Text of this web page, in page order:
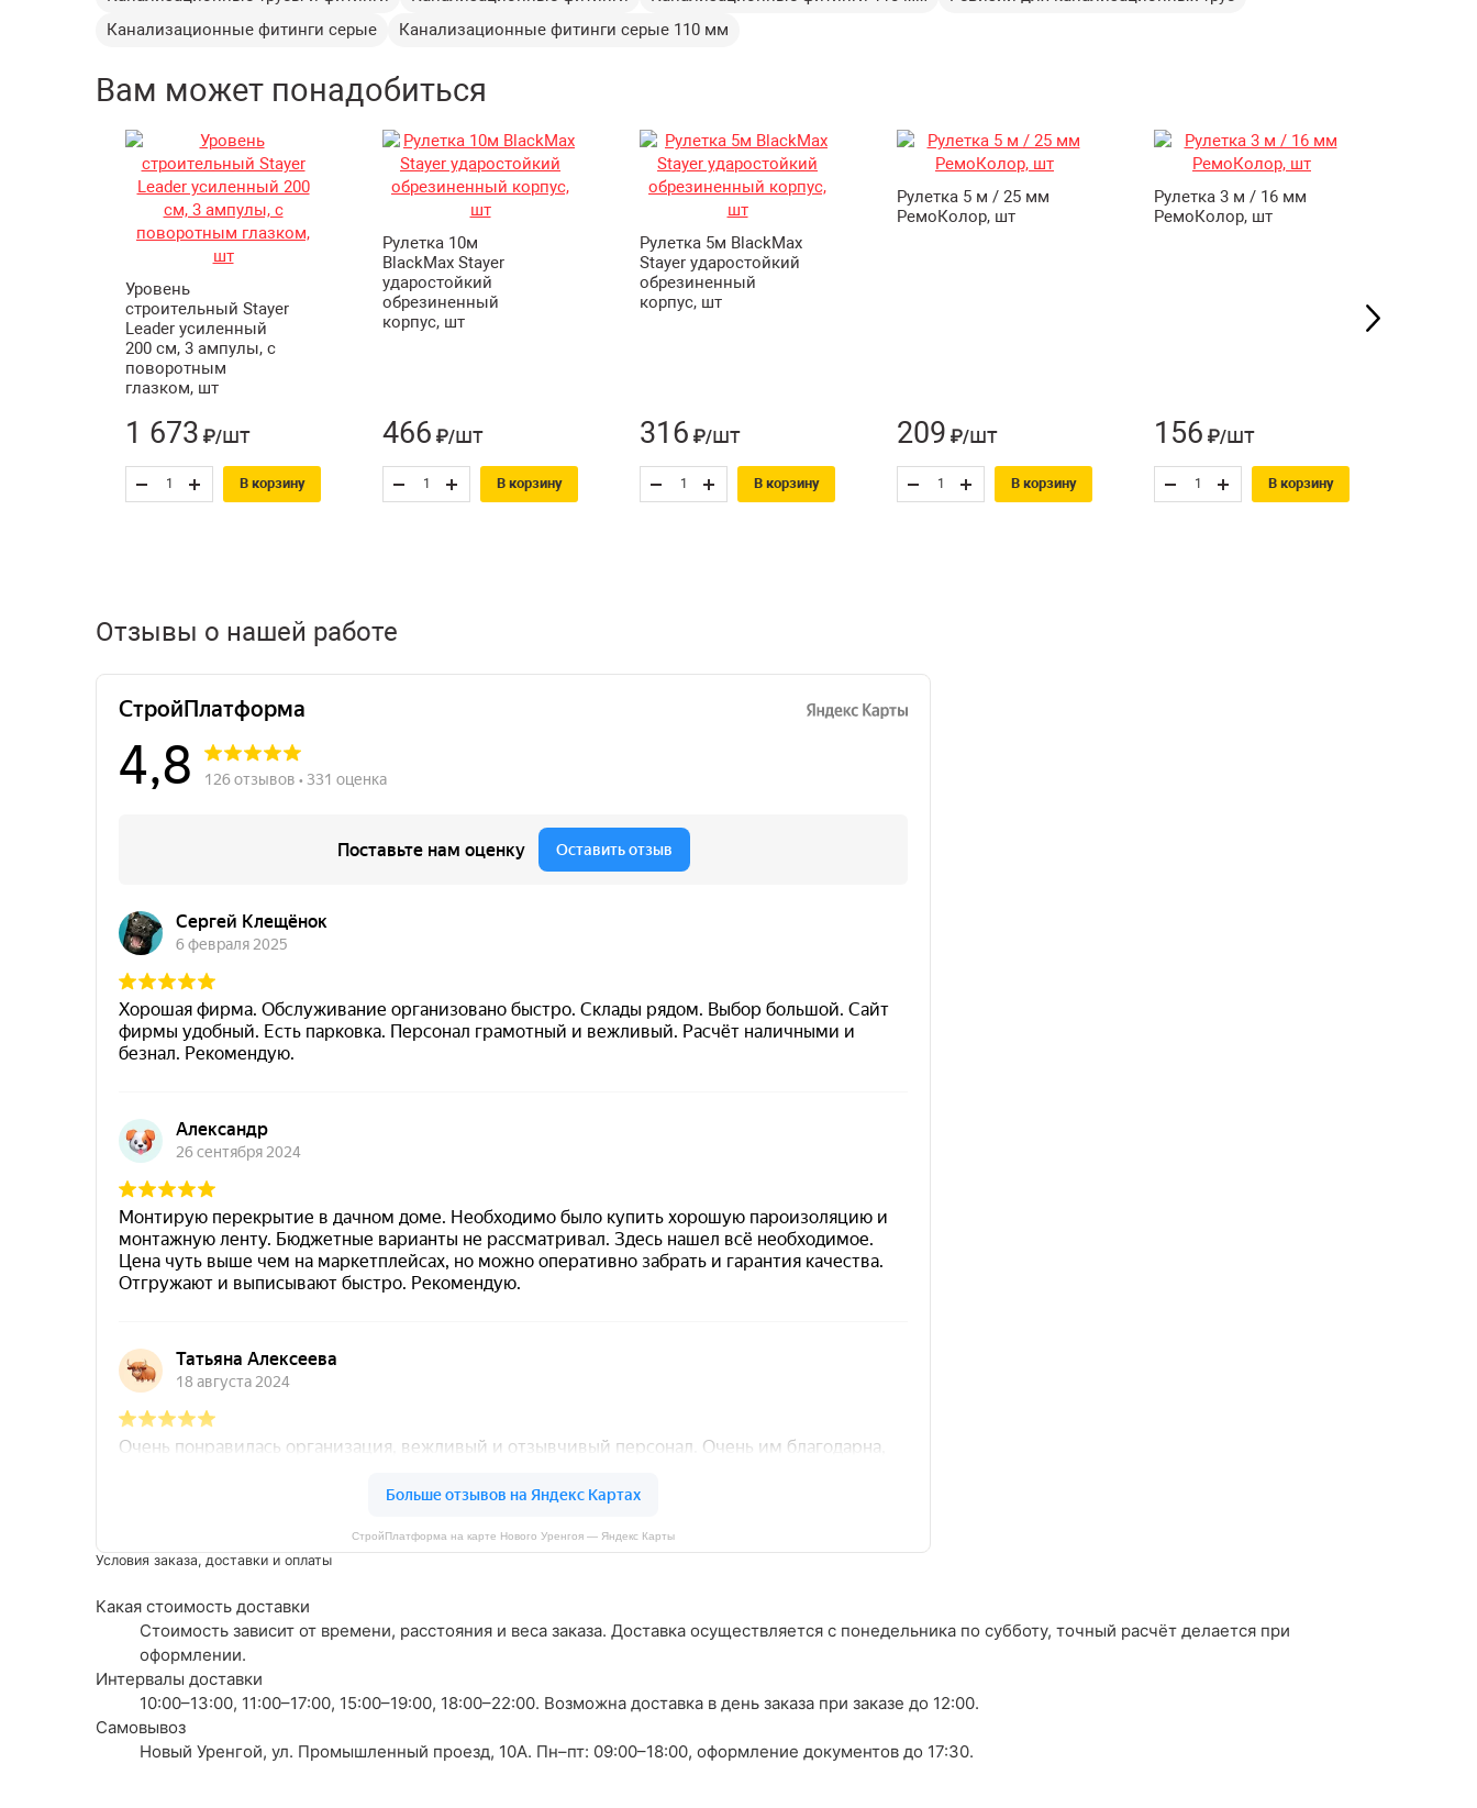
Канализационные фитинги серые
Канализационные фитинги серые 110 мм
Вам может понадобиться
Уровень
строительный Stayer
Leader усиленный
200 см, 3 ампулы, с
поворотным
глазком, шт
1 673 ₽/шт
В корзину
Рулетка 10м
BlackMax Stayer
ударостойкий
обрезиненный
корпус, шт
466 ₽/шт
В корзину
Рулетка 5м BlackMax
Stayer ударостойкий
обрезиненный
корпус, шт
316 ₽/шт
В корзину
Рулетка 5 м / 25 мм
РемоКолор, шт
209 ₽/шт
В корзину
Рулетка 3 м / 16 мм
РемоКолор, шт
156 ₽/шт
В корзину
Отзывы о нашей работе
СтройПлатформа на карте Нового Уренгоя — Яндекс Карты
Условия заказа, доставки и оплаты
Какая стоимость доставки
Стоимость зависит от времени, расстояния и веса заказа. Доставка осуществляется с понедельника по субботу, точный расчёт делается при
оформлении.
Интервалы доставки
10:00–13:00, 11:00–17:00, 15:00–19:00, 18:00–22:00. Возможна доставка в день заказа при заказе до 12:00.
Самовывоз
Новый Уренгой, ул. Промышленный проезд, 10А. Пн–пт: 09:00–18:00, оформление документов до 17:30.